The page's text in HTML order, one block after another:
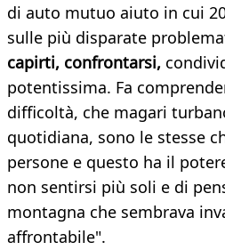
di auto mutuo aiuto in cui
sulle più disparate
capirti, confrontarsi,
potentissima. Fa
difficoltà, che magari
quotidiana, sono le stesse
persone e questo ha il
non sentirsi più soli e di
montagna che sembrava
affrontabile".